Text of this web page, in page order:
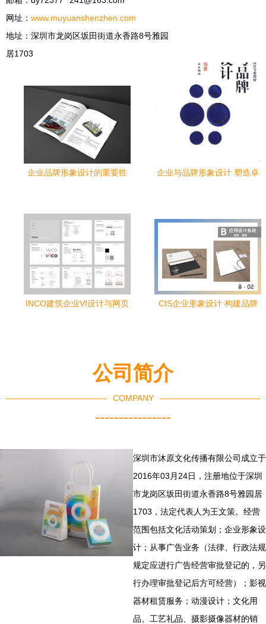
网址： www.muyuanshenzhen.com
地址：深圳市龙岗区坂田街道永香路8号雅园
居1703
企业品牌形象设计的重要性
企业与品牌形象设计 塑造卓
INCO建筑企业VI设计与网页
CIS企业形象设计 构建品牌
公司简介
COMPANY
----------------
深圳市沐原文化传播有限公司成立于
2016年03月24日，注册地位于深圳
市龙岗区坂田街道永香路8号雅园居
1703，法定代表人为王文策。经营
范围包括文化活动策划；企业形象设
计；从事广告业务（法律、行政法规
规定应进行广告经营审批登记的，另
行办理审批登记后方可经营）；影视
器材租赁服务；动漫设计；文化用
品、工艺礼品、摄影摄像器材的销